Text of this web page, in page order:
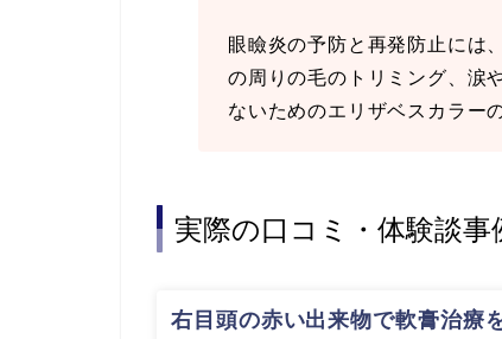
眼瞼炎の予防と再発防止には
の周りの毛のトリミング、涙
ないためのエリザベスカラー
実際の口コミ・体験談事
右目頭の赤い出来物で軟膏治療